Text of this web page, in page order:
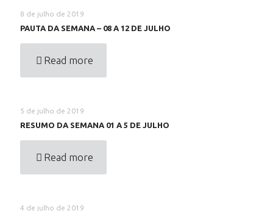
8 de julho de 2019
PAUTA DA SEMANA – 08 A 12 DE JULHO
Read more
5 de julho de 2019
RESUMO DA SEMANA 01 A 5 DE JULHO
Read more
4 de julho de 2019